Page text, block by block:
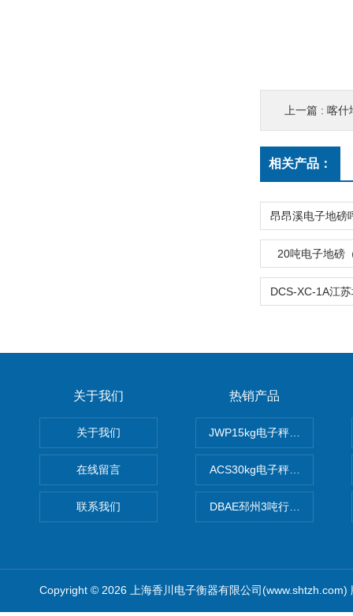
上一篇 : 喀什
相关产品：
20吨电子地磅
关于我们
关于我们
在线留言
联系我们
热销产品
JWP15kg电子秤价格,15公
ACS30kg电子秤价格,30公
DBAE邳州3吨行车电子吊秤
Copyright © 2026 上海香川电子衡器有限公司(www.shtzh.com)